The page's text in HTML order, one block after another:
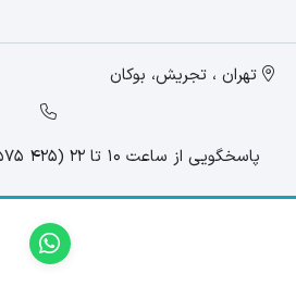
تهران ، تجریش، بوکان
پاسخگویی از ساعت 10 تا 22 (425 7575 0902 - 02191016284)